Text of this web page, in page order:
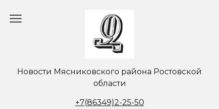
Новости Мясниковского района Ростовской
области
+7(86349)2-25-50